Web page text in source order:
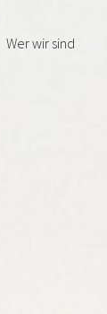
Wer wir sind